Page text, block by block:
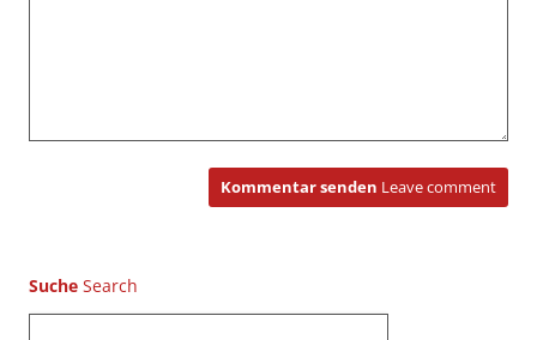
Kommentar senden Leave comment
Suche